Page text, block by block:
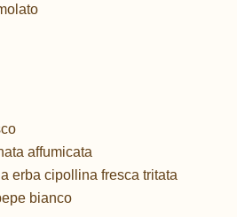
affumicata
erba cipollina fresca tritata
bianco